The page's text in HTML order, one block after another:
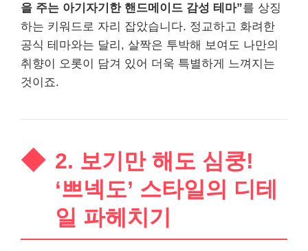
을 주는 아기자기한 핸드메이드 감성 테마”를 상징
하는 키워드로 자리 잡았습니다. 정교하고 화려한
공식 테마와는 달리, 살짝은 투박해 보여도 나만의
취향이 오롯이 담겨 있어 더욱 특별하게 느껴지는
것이죠.
2. 보기만 해도 심쿵!
‘쁘넥도’ 스타일의 디테
일 파헤치기